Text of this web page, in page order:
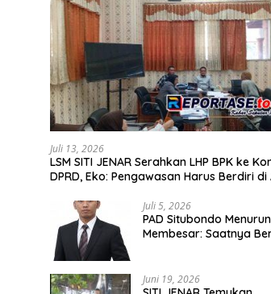
Juli 13, 2026
LSM SITI JENAR Serahkan LHP BPK ke
DPRD, Eko: Pengawasan Harus Berdiri di
Juli 5, 2026
PAD Situbondo
Membesar: Saatnya
Juni 19, 2026